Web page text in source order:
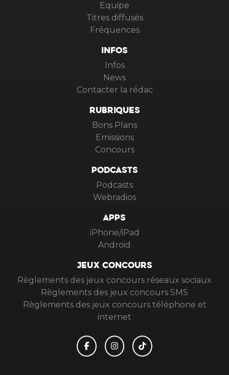
Equipe
Titres diffusés
Fréquences
INFOS
Infos
News
Contacter la rédac
RUBRIQUES
Bons Plans
Emissions
Concours
PODCASTS
Podcasts
Webradios
APPS
iPhone/iPad
Android
JEUX CONCOURS
Règlements des jeux concours réseaux sociaux
Règlements des jeux concours SMS
Règlements des jeux concours téléphone et
internet